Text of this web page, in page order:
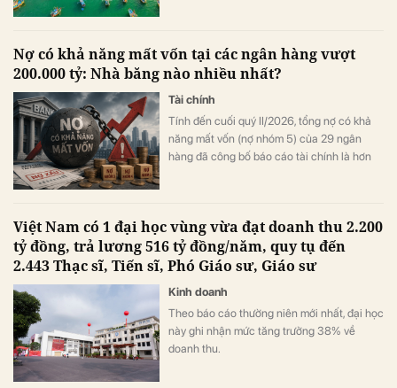
Nợ có khả năng mất vốn tại các ngân hàng vượt
200.000 tỷ: Nhà băng nào nhiều nhất?
Tài chính
Tính đến cuối quý II/2026, tổng nợ có khả
năng mất vốn (nợ nhóm 5) của 29 ngân
hàng đã công bố báo cáo tài chính là hơn
Việt Nam có 1 đại học vùng vừa đạt doanh thu 2.200
tỷ đồng, trả lương 516 tỷ đồng/năm, quy tụ đến
2.443 Thạc sĩ, Tiến sĩ, Phó Giáo sư, Giáo sư
Kinh doanh
Theo báo cáo thường niên mới nhất, đại học
này ghi nhận mức tăng trưởng 38% về
doanh thu.